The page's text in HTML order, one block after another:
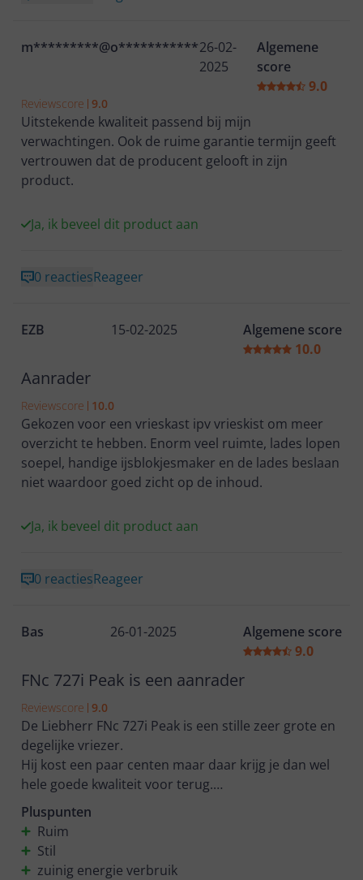
m*********@o***************
26-02-
2025
Algemene
score
9.0
Reviewscore 9.0
Uitstekende kwaliteit passend bij mijn
verwachtingen. Ook de ruime garantie termijn geeft
vertrouwen dat de producent gelooft in zijn
product.
Ja, ik beveel dit product aan
0 reactiesReageer
EZB 15-02-2025
Algemene score
10.0
Aanrader
Reviewscore 10.0
Gekozen voor een vrieskast ipv vrieskist om meer
overzicht te hebben. Enorm veel ruimte, lades lopen
soepel, handige ijsblokjesmaker en de lades beslaan
niet waardoor goed zicht op de inhoud.
Ja, ik beveel dit product aan
0 reactiesReageer
Bas 26-01-2025
Algemene score
9.0
FNc 727i Peak is een aanrader
Reviewscore 9.0
De Liebherr FNc 727i Peak is een stille zeer grote en
degelijke vriezer.
Hij kost een paar centen maar daar krijg je dan wel
hele goede kwaliteit voor terug.
Wifi is voor ons wat overbodig maar de app die erbij
komt en je vertelt of en voor hoelang dan iets is in te
vriezen vindt ik top.
Dan kan je meteen de einddatum op het product
Pluspunten
Ruim
Stil
zuinig energie verbruik